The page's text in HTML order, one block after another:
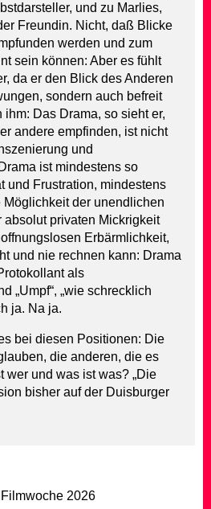
und zu Marlies,
Freundin. Nicht, daß Blicke
werden und zum
sein können: Aber es fühlt
da er den Blick des Anderen
sondern auch befreit
ihm: Das Drama, so sieht er,
andere empfinden, ist nicht
und
ist mindestens so
und Frustration, mindestens
Möglichkeit der unendlichen
privaten Mickrigkeit
Erbärmlichkeit,
und nie rechnen kann: Drama
als
„Umpf“, „wie schrecklich
ja. Na ja.
bei diesen Positionen: Die
die anderen, die es
wer und was ist was? „Die
bisher auf der Duisburger
2026